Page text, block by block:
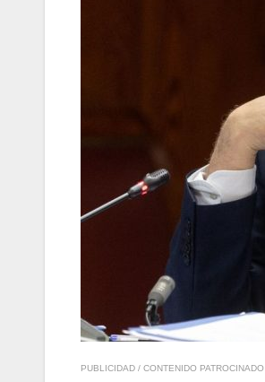
PUBLICIDAD / CONTENIDO PATROCINADO